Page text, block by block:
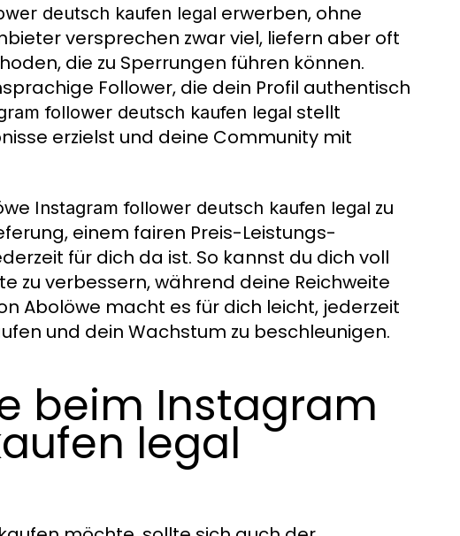
deutsch kaufen legal erwerben, ohne
versprechen zwar viel, liefern aber oft
die zu Sperrungen führen können.
Follower, die dein Profil authentisch
follower deutsch kaufen legal stellt
erzielst und deine Community mit
Instagram follower deutsch kaufen legal zu
einem fairen Preis-Leistungs-
für dich da ist. So kannst du dich voll
zu verbessern, während deine Reichweite
Abolöwe macht es für dich leicht, jederzeit
und dein Wachstum zu beschleunigen.
beim Instagram
legal